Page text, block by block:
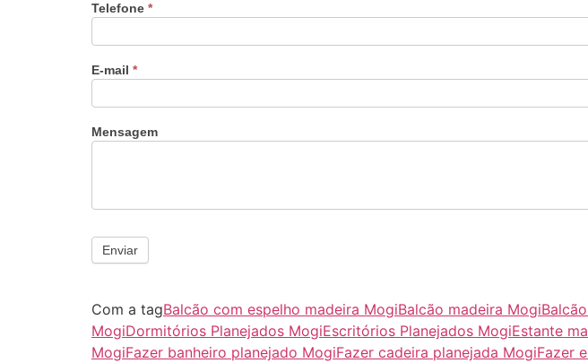
Telefone *
E-mail *
Mensagem
Enviar
Com a tagBalcão com espelho madeira MogiBalcão madeira Mogi
MogiDormitórios Planejados MogiEscritórios Planejados MogiEstante
MogiFazer banheiro planejado MogiFazer cadeira planejada MogiFazer